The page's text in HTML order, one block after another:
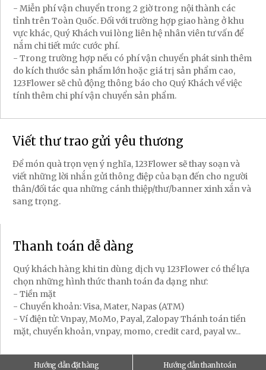
- Miễn phí vận chuyển trong 2 giờ trong nội thành các
tỉnh trên Toàn Quốc. Đối với trường hợp giao hàng ở khu
vực khác, Quý Khách vui lòng liên hệ nhân viên tư vấn để
nắm chi tiết mức cước phí.
- Trong trường hợp nếu có phí vận chuyển phát sinh thêm
do kích thước sản phẩm lớn hoặc giá trị sản phẩm cao,
123Flower sẽ chủ động thông báo cho Quý Khách về việc
tính thêm chi phí vận chuyển sản phẩm.
Viết thư trao gửi yêu thương
Để món quà trọn vẹn ý nghĩa, 123Flower sẽ thay soạn và
viết những lời nhắn gửi thông điệp của bạn đến cho người
thân/đối tác qua những cánh thiệp/thư/banner xinh xắn và
sang trọng.
Thanh toán dễ dàng
Quý khách hàng khi tin dùng dịch vụ 123Flower có thể lựa
chọn những hình thức thanh toán đa dạng như:
- Tiền mặt
- Chuyển khoản: Visa, Mater, Napas (ATM)
- Ví điện tử: Vnpay, MoMo, Payal, Zalopay Thánh toán tiền
mặt, chuyển khoản, vnpay, momo, credit card, payal v.v...
Hướng dẫn đặt hàng Hướng dẫn thanh toán